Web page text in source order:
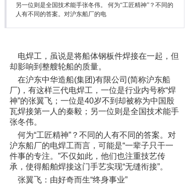
另一位则是全国技术能手张冬伟。 何为“工匠精神”？不同的
人有不同的答案。对沪东船厂的电
电焊工，虽说是将船体钢板件焊接在一起，但
却影响到整艘轮船的质量。
在沪东中华造船(集团)有限公司(简称沪东船
厂)，有这样三代电焊工，一位是行业内号称“焊
神”的张翼飞；一位是40岁不到却被称为中国殷
瓦焊接第一人的秦毅；另一位则是全国技术能手
张冬伟。
何为“工匠精神”？不同的人有不同的答案。对
沪东船厂的电焊工而言，可能是“一辈子只干一
件事的专注。”不仅如此，他们也注重技艺传
承，使得船舶焊接这门手艺实现“无缝衔接”。
张翼飞：由好奇而生“终身事业”